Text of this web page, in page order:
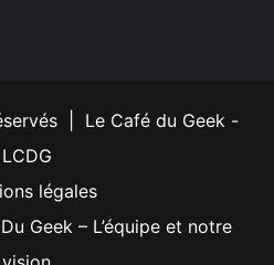
| Le Café du Geek -
LCDG
légales
Geek – L’équipe et notre